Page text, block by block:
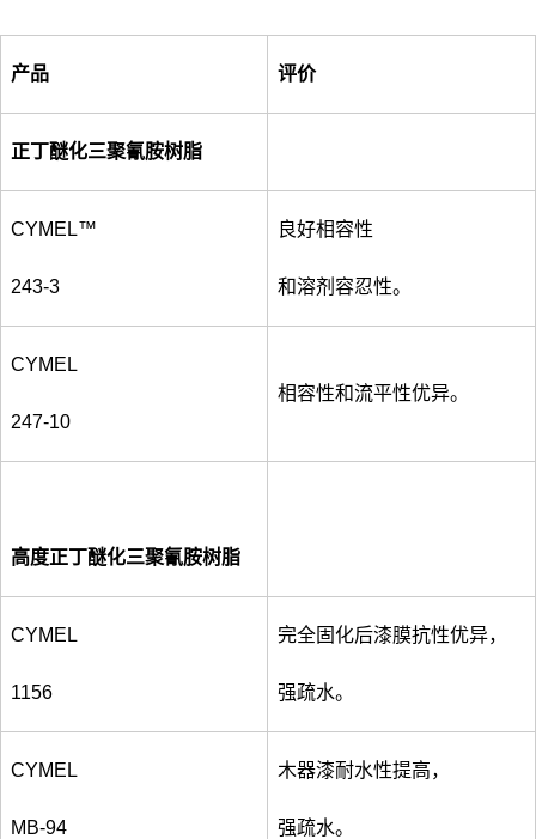
产品 评价
正丁醚化三聚氰胺树脂
CYMEL™
243-3
良好相容性
和溶剂容忍性。
CYMEL
247-10
相容性和流平性优异。
高度正丁醚化三聚氰胺树脂
CYMEL
1156
完全固化后漆膜抗性优异，
强疏水。
CYMEL
MB-94
木器漆耐水性提高，
强疏水。